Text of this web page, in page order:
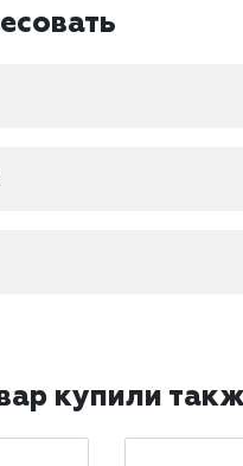
купили